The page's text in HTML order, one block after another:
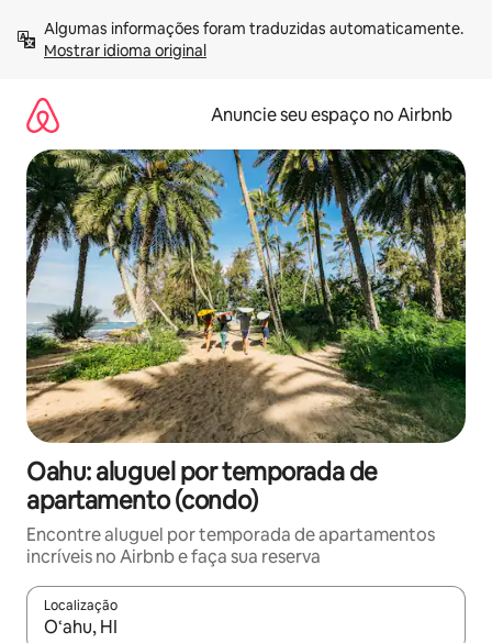
para
Mostrar idioma original
Anuncie seu espaço no Airbnb
Oahu: aluguel por temporada de
apartamento (condo)
Encontre aluguel por temporada de apartamentos
incríveis no Airbnb e faça sua reserva
Localização
Quando os resultados estiverem disponíveis, explore-os